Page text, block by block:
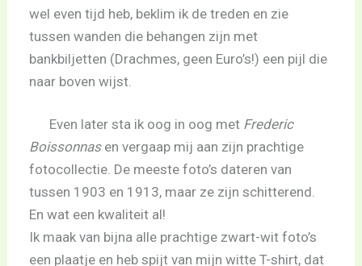
wel even tijd heb, beklim ik de treden en zie
tussen wanden die behangen zijn met
bankbiljetten (Drachmes, geen Euro’s!) een pijl die
naar boven wijst.
Even later sta ik oog in oog met Frederic
Boissonnasen vergaap mij aan zijn prachtige
fotocollectie. De meeste foto’s dateren van
tussen 1903 en 1913, maar ze zijn schitterend.
En wat een kwaliteit al!
Ik maak van bijna alle prachtige zwart-wit foto’s
een plaatje en heb spijt van mijn witte T-shirt, dat